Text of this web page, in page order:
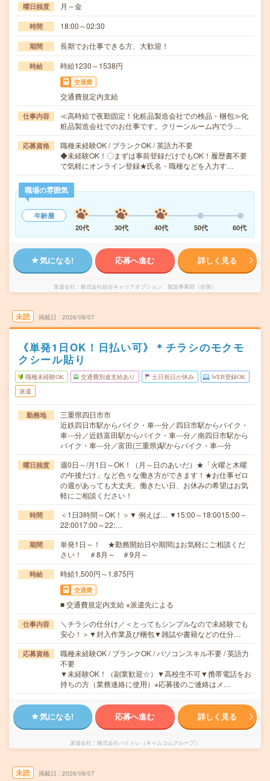
曜日頻度 月～金
時間 18:00～02:30
期間 長期でお仕事できる方、大歓迎！
時給 時給1230～1538円
交通費
交通費規定内支給
仕事内容
≪高時給で夜勤固定！化粧品製造会社での検品・梱包≫化
粧品製造会社でのお仕事です。クリーンルーム内でラ…
応募資格
職種未経験OK / ブランクOK / 英語力不要
◆未経験OK！〇まずは事前登録だけでもOK！履歴書不要
で気軽にオンライン登録★氏名・職種などを入力す…
職場の雰囲気
年齢層
20代
30代 40代 50代 60代
気になる! 応募へ進む 詳しく見る
派遣会社 株式会社綜合キャリアオプション 製造事業部（全国）
未読 掲載日 2026/08/07
《単発1日OK！日払い可》＊チラシのモクモ
クシール貼り
職種未経験OK 交通費別途支給あり 土日祝日が休み WEB登録OK
派遣
勤務地
三重県四日市市
近鉄四日市駅からバイク・車---分／四日市駅からバイク・
車---分／近鉄富田駅からバイク・車---分／南四日市駅から
バイク・車---分／富田(三重県)駅からバイク・車---分
曜日頻度
週0日～/月1日～OK！（月～日のあいだ）★「火曜と木曜
の午後だけ」など色々な働き方ができます！★お仕事ゼロ
の週があっても大丈夫。働きたい日、お休みの希望はお気
軽にご相談ください！
時間
＜1日3時間～OK！＞▼ 例えば… ▼15:00～18:0015:00～
22:0017:00～22:…
期間
単発1日～！ ★勤務開始日や期間はお気軽にご相談くだ
さい！ ＃8月～ ＃9月～
時給 時給1,500円～1,875円
交通費
■ 交通費規定内支給 ※派遣先による
仕事内容
＼チラシの仕分け／＜とってもシンプルなので未経験でも
安心！＞▼封入作業及び梱包▼雑誌や書籍などの仕分…
応募資格
職種未経験OK / ブランクOK / パソコンスキル不要 / 英語力
不要
▼未経験OK！（副業歓迎☆）▼高校生不可▼携帯電話をお
持ちの方（業務連絡に使用）※応募後のご連絡はメ…
気になる! 応募へ進む 詳しく見る
派遣会社 株式会社バイトレ（キャムコムグループ）
未読 掲載日 2026/08/07